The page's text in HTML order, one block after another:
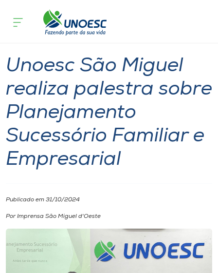
Cursos
Atendimento ao Estudante
Portal de Ensino
Internacionalização
I.nova
São Miguel do Oeste
Unoesc São Miguel
realiza palestra sobre
Planejamento
Sucessório Familiar e
Empresarial
Publicado em 31/10/2024
Por Imprensa São Miguel d'Oeste